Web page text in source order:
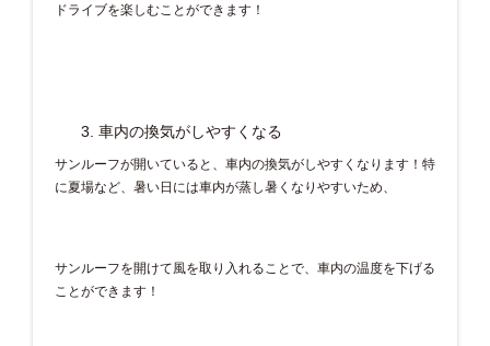
ドライブを楽しむことができます！
車内の換気がしやすくなる
サンルーフが開いていると、車内の換気がしやすくなります！特
に夏場など、暑い日には車内が蒸し暑くなりやすいため、
サンルーフを開けて風を取り入れることで、車内の温度を下げる
ことができます！